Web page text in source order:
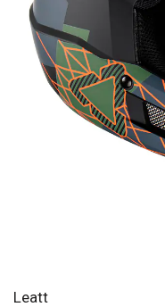
Leatt